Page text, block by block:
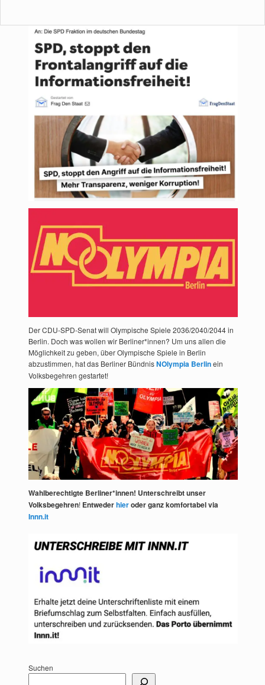
Der CDU-SPD-Senat will Olympische Spiele 2036/2040/2044 in
Berlin. Doch was wollen wir Berliner*innen? Um uns allen die
Möglichkeit zu geben, über Olympische Spiele in Berlin
abzustimmen, hat das Berliner BündnisNOlympia Berlinein
Volksbegehren gestartet!
Wahlberechtigte Berliner*innen! Unterschreibt unser
Volksbegehren! Entwederhieroder ganz komfortabel via
Innn.it
Suchen